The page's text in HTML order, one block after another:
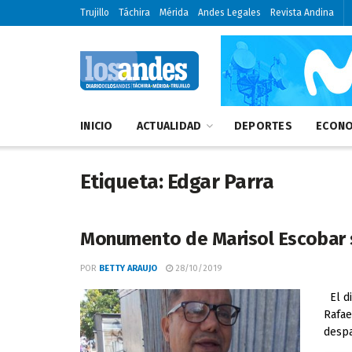
Trujillo Táchira Mérida Andes Legales Revista Andina
INICIO ACTUALIDAD DEPORTES
Etiqueta: Edgar Parra
Monumento de Marisol Escobar
POR BETTY ARAUJO 28/10/2019
El